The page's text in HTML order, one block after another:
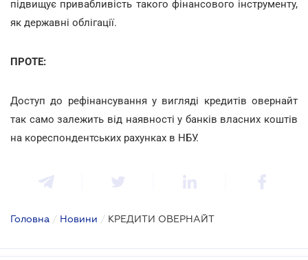
підвищує привабливість такого фінансового інструменту,
як державні облігації.
ПРОТЕ:
Доступ до рефінансування у вигляді кредитів овернайт
так само залежить від наявності у банків власних коштів
на кореспондентських рахунках в НБУ.
Головна / Новини / КРЕДИТИ ОВЕРНАЙТ